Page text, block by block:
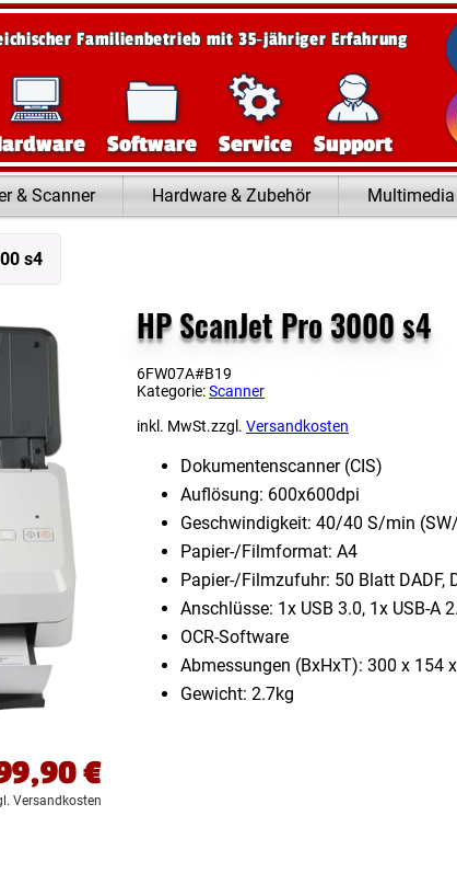
Familienbetrieb mit 35‑jähriger Erfahrung
Software Service Support
& Scanner Hardware & Zubehör Multimedia
s4
€
Versandkosten
HP ScanJet Pro 3000 s4
6FW07A#B19
Kategorie:Scanner
inkl. MwSt.zzgl. Versandkosten
Dokumentenscanner (CIS)
Auflösung: 600x600dpi
Geschwindigkeit: 40/​40 S/​min
Papier-/Filmformat: A4
Papier-/Filmzufuhr: 50 Blatt DADF,
Anschlüsse: 1x USB 3.0, 1x USB-A
OCR-Software
Abmessungen (BxHxT): 300 x 154
Gewicht: 2.7kg